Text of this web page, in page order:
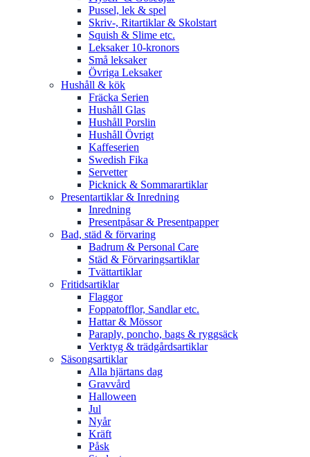
Pussel, lek & spel
Skriv-, Ritartiklar & Skolstart
Squish & Slime etc.
Leksaker 10-kronors
Små leksaker
Övriga Leksaker
Hushåll & kök
Fräcka Serien
Hushåll Glas
Hushåll Porslin
Hushåll Övrigt
Kaffeserien
Swedish Fika
Servetter
Picknick & Sommarartiklar
Presentartiklar & Inredning
Inredning
Presentpåsar & Presentpapper
Bad, städ & förvaring
Badrum & Personal Care
Städ & Förvaringsartiklar
Tvättartiklar
Fritidsartiklar
Flaggor
Foppatofflor, Sandlar etc.
Hattar & Mössor
Paraply, poncho, bags & ryggsäck
Verktyg & trädgårdsartiklar
Säsongsartiklar
Alla hjärtans dag
Gravvård
Halloween
Jul
Nyår
Kräft
Påsk